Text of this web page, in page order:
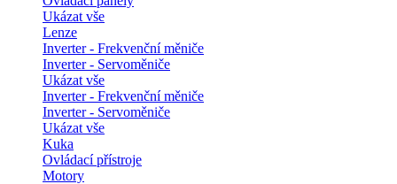
Ukázat vše
Lenze
Inverter - Frekvenční měniče
Inverter - Servoměniče
Ukázat vše
Inverter - Frekvenční měniče
Inverter - Servoměniče
Ukázat vše
Kuka
Ovládací přístroje
Motory